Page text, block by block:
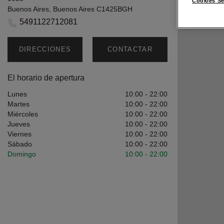
Buenos Aires, Buenos Aires C1425BGH
5491122712081
DIRECCIONES CONTACTAR
El horario de apertura
Lunes 10:00 - 22:00
Martes
10:00 - 22:00
Miércoles
10:00 - 22:00
Jueves
10:00 - 22:00
Viernes
10:00 - 22:00
Sábado
10:00 - 22:00
Domingo
10:00 - 22:00